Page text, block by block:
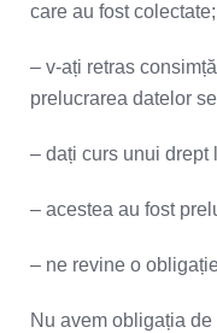
care au fost
– v-ați retras
prelucrarea datelor
– dați curs unui drept
– acestea au fost
– ne revine o
Nu avem obligația